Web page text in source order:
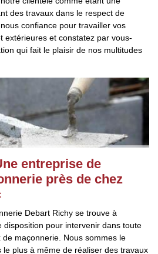
des travaux dans le respect de
confiance pour travailler vos
extérieures et constatez par vous-
qui fait le plaisir de nos multitudes
entreprise de
près de chez
Debart Richy se trouve à
disposition pour intervenir dans toute
maçonnerie. Nous sommes le
plus à même de réaliser des travaux